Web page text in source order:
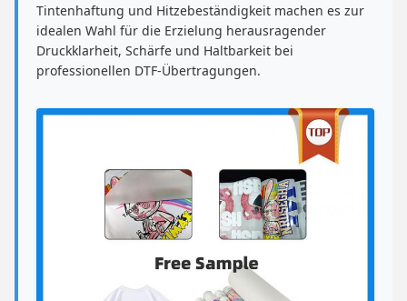
Tintenhaftung und Hitzebeständigkeit machen es zur
idealen Wahl für die Erzielung herausragender
Druckklarheit, Schärfe und Haltbarkeit bei
professionellen DTF-Übertragungen.